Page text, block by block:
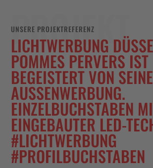
PROJEKT
UNSERE PROJEKTREFERENZ
LICHTWERBUNG
POMMES PERVERS IST
BEGEISTERT VON
AUSSENWERBUNG. E
INZELBUCHSTABEN
INGEBAUTER LED-
LICHTWERBUNG #
PROFILBUCHSTABEN